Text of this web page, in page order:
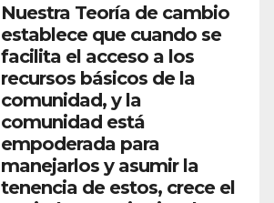
Nuestra Teoría de cambio
establece que cuando se
facilita el acceso a los
recursos básicos de la
comunidad, y la
comunidad está
empoderada para
manejarlos y asumir la
tenencia de estos, crece el